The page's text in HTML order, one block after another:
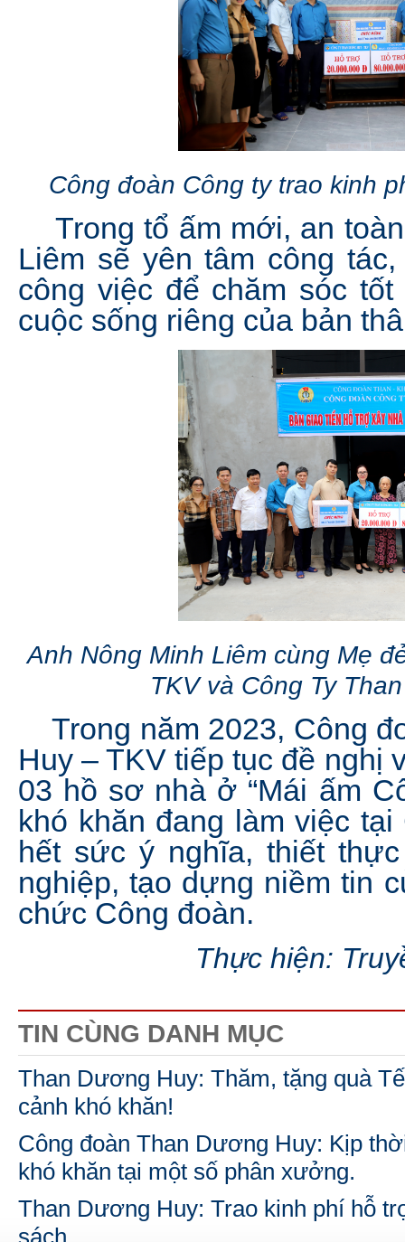
Công đoàn Công ty trao kinh
Trong tổ ấm mới, an
Liêm sẽ yên tâm công
công việc để chăm sóc
cuộc sống riêng của bản
Anh Nông Minh Liêm cùng Mẹ
TKV và Công Ty
Trong năm 2023, Công
Huy – TKV tiếp tục đề nghị
03 hồ sơ nhà ở “Mái ấm
khó khăn đang làm việc
hết sức ý nghĩa, thiết
nghiệp, tạo dựng niềm tin
chức Công đoàn.
Thực hiện:
TIN CÙNG DANH MỤC
Than Dương Huy: Thăm, tặng quà
cảnh khó khăn!
Công đoàn Than Dương Huy: Kịp
khó khăn tại một số phân xưởng.
Than Dương Huy: Trao kinh phí hỗ
sách